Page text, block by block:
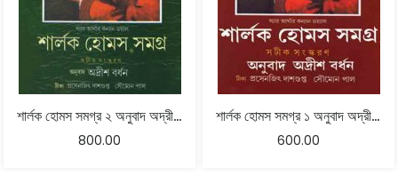
শার্লক হোমস সমগ্র ২ অনুবাদ অদ্রীশ বর্ধন
800.00
শার্লক হোমস সমগ্র ১ অনুবাদ অদ্রীশ বর্ধন
600.00